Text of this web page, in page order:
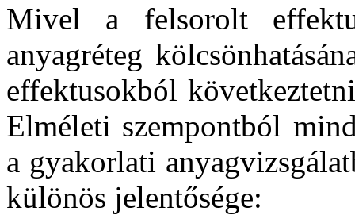
Mivel a felsorolt
anyagréteg
effektusokból
Elméleti szempontból
a gyakorlati
különös jelentősége: